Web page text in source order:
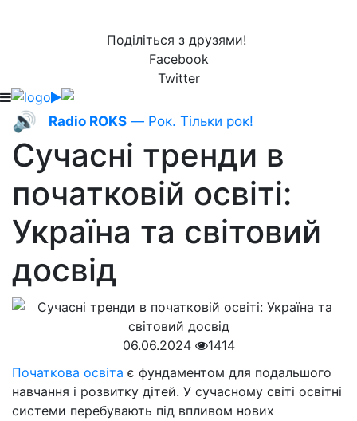
Поділіться з друзями!
Facebook
Twitter
🔊 Radio ROKS — Рок. Тільки рок!
Сучасні тренди в
початковій освіті:
Україна та світовий
досвід
06.06.2024
1414
Початкова освіта є фундаментом для подальшого
навчання і розвитку дітей. У сучасному світі освітні
системи перебувають під впливом нових